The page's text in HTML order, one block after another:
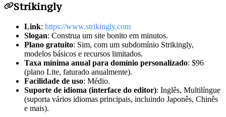
Strikingly
Link: https://www.strikingly.com
Slogan: Construa um site bonito em minutos.
Plano gratuito: Sim, com um subdomínio Strikingly,
modelos básicos e recursos limitados.
Taxa mínima anual para domínio personalizado: $96
(plano Lite, faturado anualmente).
Facilidade de uso: Médio.
Suporte de idioma (interface do editor): Inglês, Multilíngue
(suporta vários idiomas principais, incluindo Japonês, Chinês
e mais).